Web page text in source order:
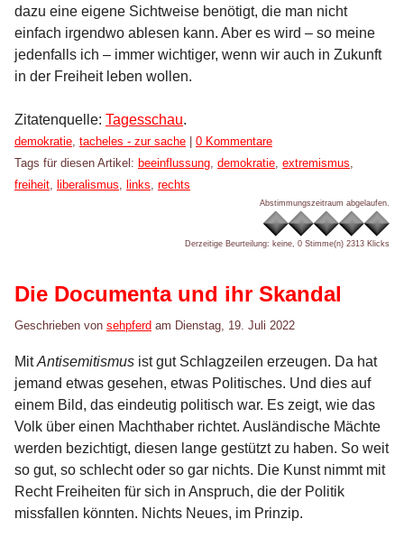
dazu eine eigene Sichtweise benötigt, die man nicht
einfach irgendwo ablesen kann. Aber es wird – so meine
jedenfalls ich – immer wichtiger, wenn wir auch in Zukunft
in der Freiheit leben wollen.
Zitatenquelle: Tagesschau.
Kategorien:
demokratie tacheles - zur sache | 0 Kommentare
Tags für diesen Artikel: beeinflussung demokratie extremismus
freiheit liberalismus links rechts
Abstimmungszeitraum abgelaufen.
Derzeitige Beurteilung: keine, 0 Stimme(n) 2313 Klicks
Die Documenta und ihr Skandal
Geschrieben von sehpferd am Dienstag, 19. Juli 2022
MitAntisemitismus ist gut Schlagzeilen erzeugen. Da hat
jemand etwas gesehen, etwas Politisches. Und dies auf
einem Bild, das eindeutig politisch war. Es zeigt, wie das
Volk über einen Machthaber richtet. Ausländische Mächte
werden bezichtigt, diesen lange gestützt zu haben. So weit
so gut, so schlecht oder so gar nichts. Die Kunst nimmt mit
Recht Freiheiten für sich in Anspruch, die der Politik
missfallen könnten. Nichts Neues, im Prinzip.